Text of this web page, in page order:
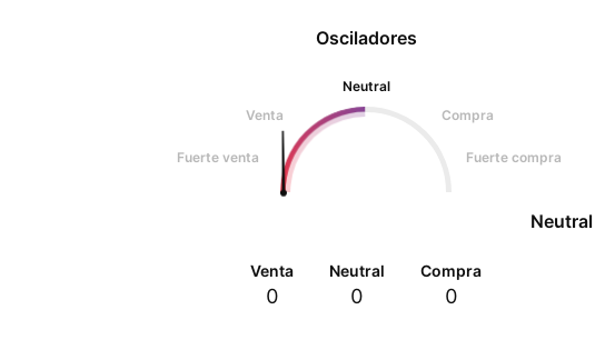
Osciladores
Neutral
Venta
Compra
Fuerte venta Fuerte compra
Neutral
Venta
0
Neutral
0
Compra
0